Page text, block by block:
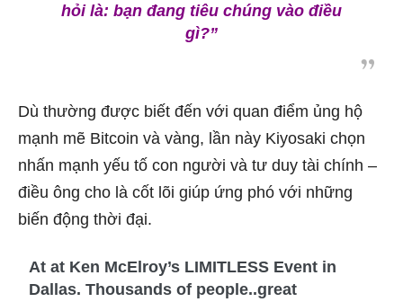
hỏi là: bạn đang tiêu chúng vào điều
gì?”
Dù thường được biết đến với quan điểm ủng hộ
mạnh mẽ Bitcoin và vàng, lần này Kiyosaki chọn
nhấn mạnh yếu tố con người và tư duy tài chính –
điều ông cho là cốt lõi giúp ứng phó với những
biến động thời đại.
At at Ken McElroy’s LIMITLESS Event in
Dallas. Thousands of people..great